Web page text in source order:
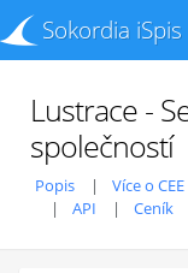
Sokordia iSpis
Lustrace -
společností
Popis Více o CEE
API
Ceník